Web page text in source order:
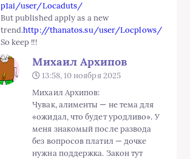
p1ai/user/Locaduts/
But published apply as a new
trend.http://thanatos.su/user/Locplows/
So keep !!!
Михаил Архипов
13:58, 10 ноября 2025
Михаил Архипов:
Чувак, алименты — не тема для
«ожидал, что будет уродливо». У
меня знакомый после развода
без вопросов платил — дочке
нужна поддержка. Закон тут